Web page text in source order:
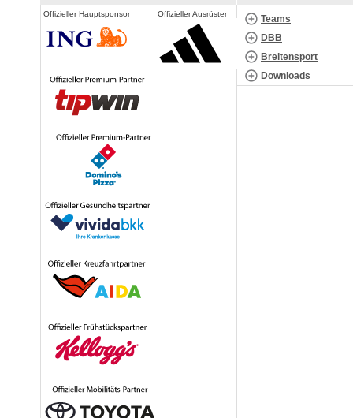
Offizieller Hauptsponsor Offizieller Ausrüster
Teams
DBB
Breitensport
Downloads